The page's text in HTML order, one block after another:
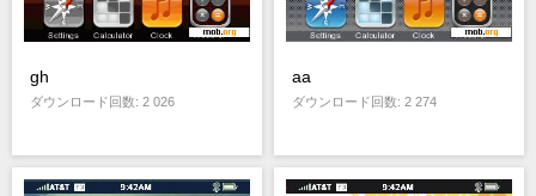
gh
ダウンロード回数: 2 026
aa
ダウンロード回数: 2 274